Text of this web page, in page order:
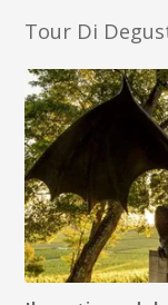
Tour Di